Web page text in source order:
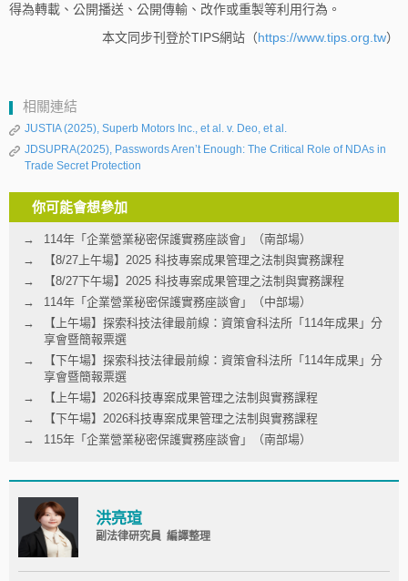
得為轉載、公開播送、公開傳輸、改作或重製等利用行為。
本文同步刊登於TIPS網站（https://www.tips.org.tw）
相關連結
JUSTIA (2025), Superb Motors Inc., et al. v. Deo, et al.
JDSUPRA(2025), Passwords Aren’t Enough: The Critical Role of NDAs in
Trade Secret Protection
你可能會想參加
114年「企業營業秘密保護實務座談會」（南部場）
【8/27上午場】2025 科技專案成果管理之法制與實務課程
【8/27下午場】2025 科技專案成果管理之法制與實務課程
114年「企業營業秘密保護實務座談會」（中部場）
【上午場】探索科技法律最前線：資策會科法所「114年成果」分
享會暨簡報票選
【下午場】探索科技法律最前線：資策會科法所「114年成果」分
享會暨簡報票選
【上午場】2026科技專案成果管理之法制與實務課程
【下午場】2026科技專案成果管理之法制與實務課程
115年「企業營業秘密保護實務座談會」（南部場）
洪亮瑄
副法律研究員 編譯整理